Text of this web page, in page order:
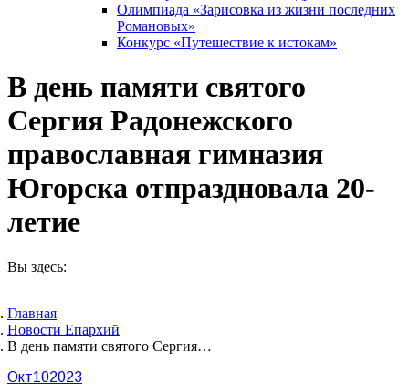
Олимпиада «Зарисовка из жизни последних
Романовых»
Конкурс «Путешествие к истокам»
В день памяти святого
Сергия Радонежского
православная гимназия
Югорска отпраздновала 20-
летие
Вы здесь:
Главная
Новости Епархий
В день памяти святого Сергия…
Окт102023